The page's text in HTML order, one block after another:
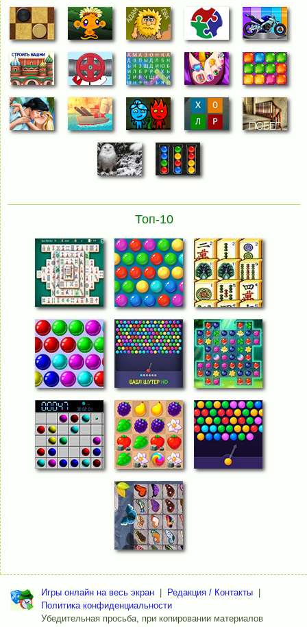
Топ-10
Игры онлайн на весь экран Редакция / Контакты
Политика конфиденциальности
Убедительная просьба, при копировании материалов